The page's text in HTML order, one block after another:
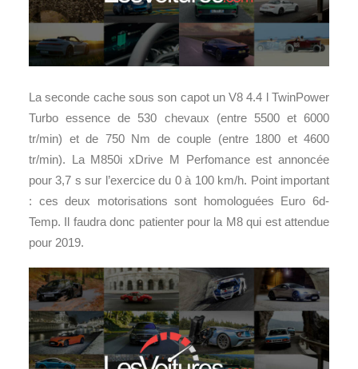
La seconde cache sous son capot un V8 4.4 l TwinPower
Turbo essence de 530 chevaux (entre 5500 et 6000
tr/min) et de 750 Nm de couple (entre 1800 et 4600
tr/min). La M850i xDrive M Perfomance est annoncée
pour 3,7 s sur l’exercice du 0 à 100 km/h. Point important
: ces deux motorisations sont homologuées Euro 6d-
Temp. Il faudra donc patienter pour la M8 qui est attendue
pour 2019.